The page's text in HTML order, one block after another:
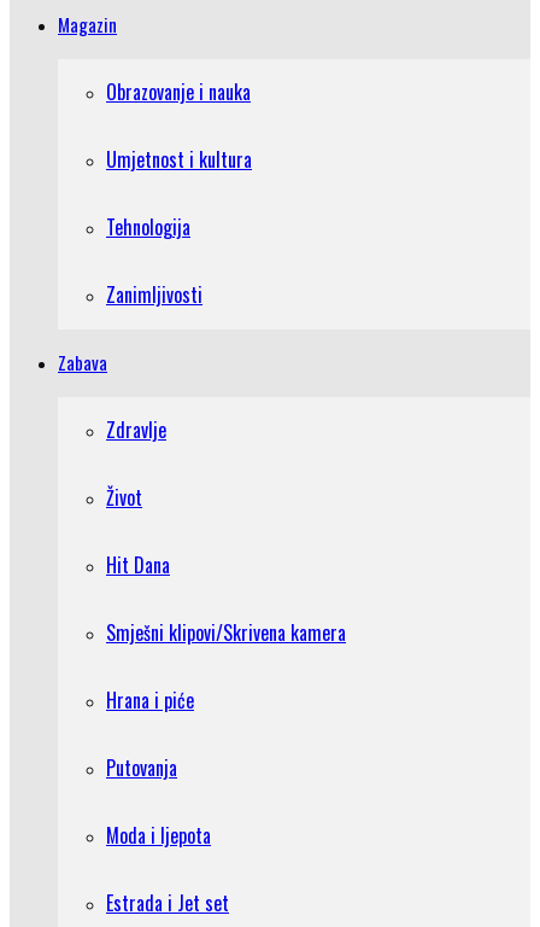
Magazin
Obrazovanje i nauka
Umjetnost i kultura
Tehnologija
Zanimljivosti
Zabava
Zdravlje
Život
Hit Dana
Smješni klipovi/Skrivena kamera
Hrana i piće
Putovanja
Moda i ljepota
Estrada i Jet set